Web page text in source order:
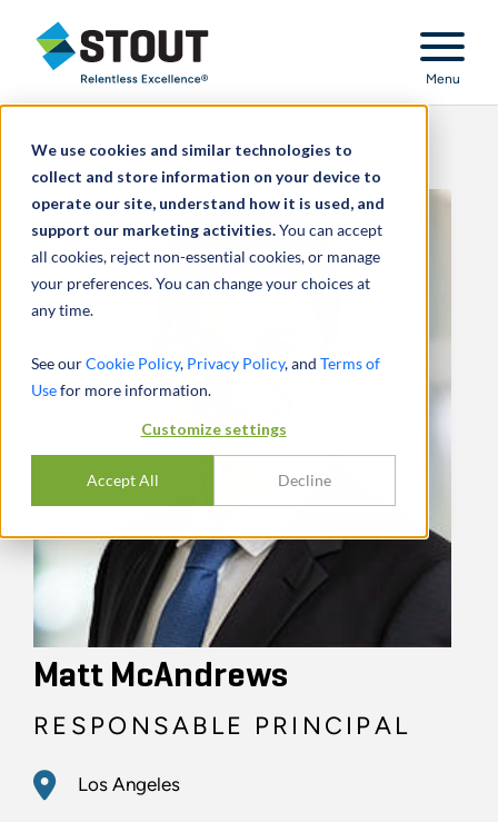
We use cookies and similar technologies to
collect and store information on your device to
operate our site, understand how it is used, and
support our marketing activities.You can accept
all cookies, reject non-essential cookies, or manage
your preferences. You can change your choices at
any time.
See ourCookie Policy, Privacy Policy, and Terms of
Usefor more information.
Customize settings
Accept All Decline
Stout Relentless Excellence
Menu
Matt McAndrews
RESPONSABLE PRINCIPAL
Los Angeles